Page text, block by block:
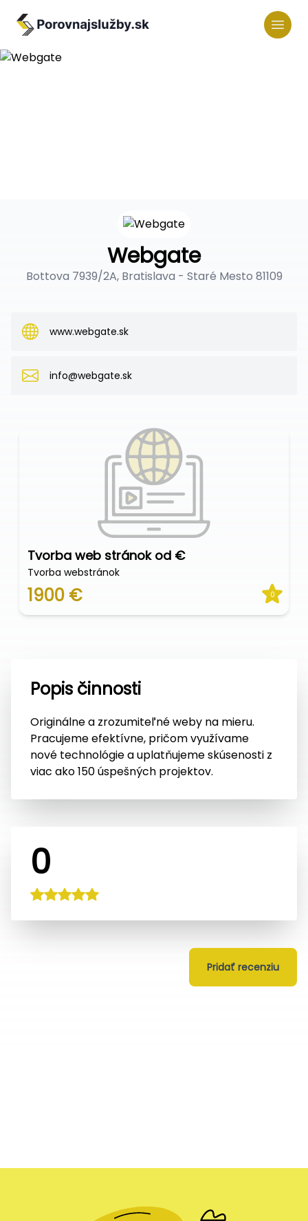
Webgate
Bottova 7939/2A, Bratislava - Staré Mesto 81109
www.webgate.sk
info@webgate.sk
Tvorba web stránok od €
Tvorba webstránok
1900 € 0
Popis činnosti
Originálne a zrozumiteľné weby na mieru.
Pracujeme efektívne, pričom využívame
nové technológie a uplatňujeme skúsenosti z
viac ako 150 úspešných projektov.
0
Pridať recenziu